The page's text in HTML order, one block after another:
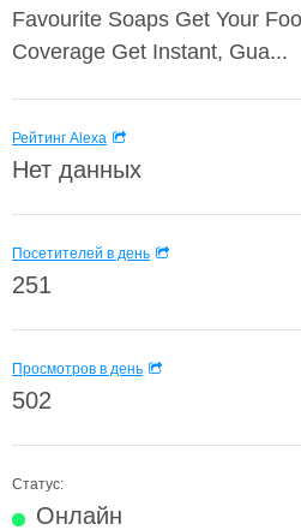
Favourite Soaps Get Your
Coverage Get Instant, Gua...
Рейтинг Alexa
Нет данных
Посетителей в день
251
Просмотров в день
502
Статус:
Онлайн